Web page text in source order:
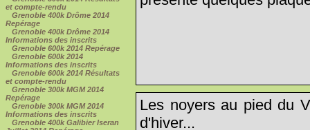
et compte-rendu
Grenoble 400k Drôme 2014
Repérage
Grenoble 400k Drôme 2014
Informations des inscrits
Grenoble 600k 2014 Repérage
Grenoble 600k 2014
Informations des inscrits
Grenoble 600k 2014 Résultats
et compte-rendu
Grenoble 300k MGM 2014
Repérage
Grenoble 300k MGM 2014
Informations des inscrits
Grenoble 400k Galibier Iseran
Les noyers au pied du
d'hiver...